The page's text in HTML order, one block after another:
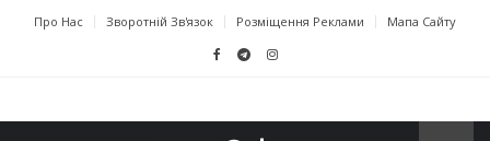
Про Нас Зворотній Зв'язок Розміщення Реклами Мапа Сайту